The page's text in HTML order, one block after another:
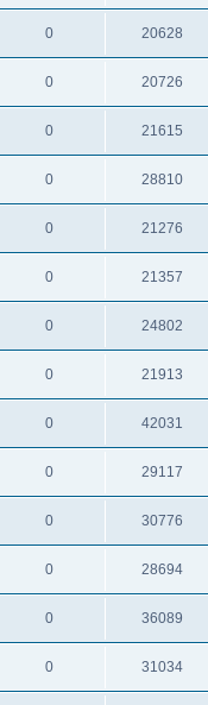
0 20628
0 20726
0 21615
0 28810
0 21276
0 21357
0 24802
0 21913
0 42031
0 29117
0 30776
0 28694
0 36089
0 31034